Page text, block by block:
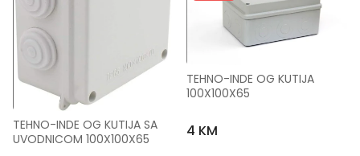
TEHNO-INDE OG KUTIJA SA
UVODNICOM 100X100X65
TEHNO-INDE OG KUTIJA
100X100X65
4 KM